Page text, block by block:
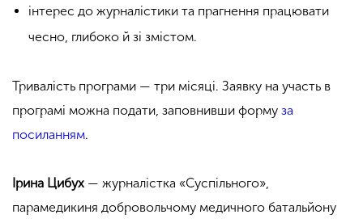
інтерес до журналістики та прагнення працювати
чесно, глибоко й зі змістом.
Тривалість програми — три місяці. Заявку на участь в
програмі можна подати, заповнивши форму за
посиланням.
Ірина Цибух — журналістка «Суспільного»,
парамедикиня добровольчому медичного батальйону